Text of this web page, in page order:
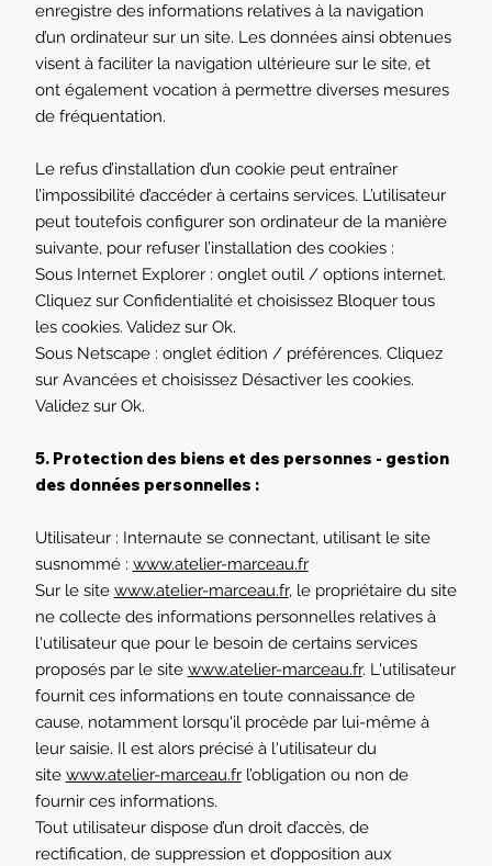
enregistre des informations relatives à la navigation
d’un ordinateur sur un site. Les données ainsi obtenues
visent à faciliter la navigation ultérieure sur le site, et
ont également vocation à permettre diverses mesures
de fréquentation.
Le refus d’installation d’un cookie peut entraîner
l’impossibilité d’accéder à certains services. L’utilisateur
peut toutefois configurer son ordinateur de la manière
suivante, pour refuser l’installation des cookies :
Sous Internet Explorer : onglet outil / options internet.
Cliquez sur Confidentialité et choisissez Bloquer tous
les cookies. Validez sur Ok.
Sous Netscape : onglet édition / préférences. Cliquez
sur Avancées et choisissez Désactiver les cookies.
Validez sur Ok.
5. Protection des biens et des personnes - gestion
des données personnelles :
Utilisateur : Internaute se connectant, utilisant le site
susnommé : www.atelier-marceau.fr
Sur le site www.atelier-marceau.fr, le propriétaire du site
ne collecte des informations personnelles relatives à
l'utilisateur que pour le besoin de certains services
proposés par le site www.atelier-marceau.fr. L'utilisateur
fournit ces informations en toute connaissance de
cause, notamment lorsqu'il procède par lui-même à
leur saisie. Il est alors précisé à l'utilisateur du
site www.atelier-marceau.frl’obligation ou non de
fournir ces informations.
Tout utilisateur dispose d’un droit d’accès, de
rectification, de suppression et d’opposition aux